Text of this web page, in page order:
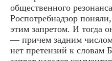
общественного
Роспотребнадзор
этим запретом. И тогда
— причем задним
нет претензий к словам